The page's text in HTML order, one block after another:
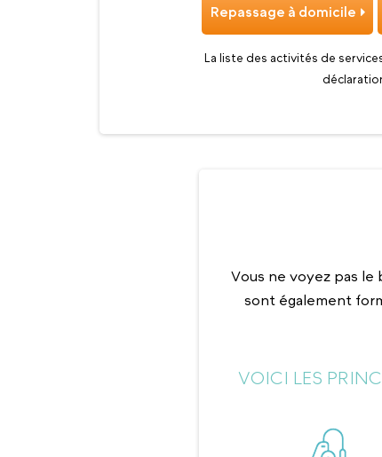
Repassage à domicile
La liste des activités de
Vous ne voyez pas le
sont également
VOICI LES